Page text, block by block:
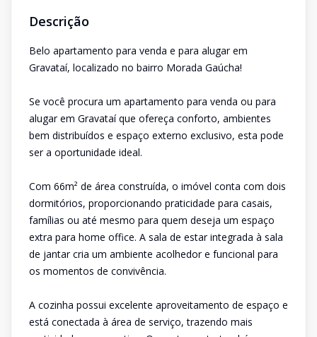
Descrição
Belo apartamento para venda e para alugar em
Gravataí, localizado no bairro Morada Gaúcha!
Se você procura um apartamento para venda ou para
alugar em Gravataí que ofereça conforto, ambientes
bem distribuídos e espaço externo exclusivo, esta pode
ser a oportunidade ideal.
Com 66m² de área construída, o imóvel conta com dois
dormitórios, proporcionando praticidade para casais,
famílias ou até mesmo para quem deseja um espaço
extra para home office. A sala de estar integrada à sala
de jantar cria um ambiente acolhedor e funcional para
os momentos de convivência.
A cozinha possui excelente aproveitamento de espaço e
está conectada à área de serviço, trazendo mais